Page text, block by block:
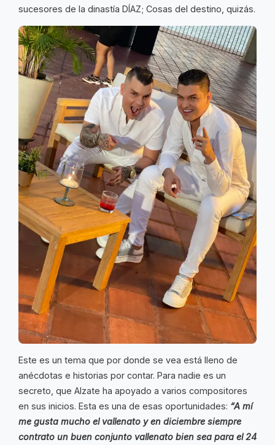
sucesores de la dinastía DÍAZ; Cosas del destino, quizás.
Este es un tema que por donde se vea está lleno de
anécdotas e historias por contar. Para nadie es un
secreto, que Alzate ha apoyado a varios compositores
en sus inicios. Esta es una de esas oportunidades: “A mí
me gusta mucho el vallenato y en diciembre siempre
contrato un buen conjunto vallenato bien sea para el 24